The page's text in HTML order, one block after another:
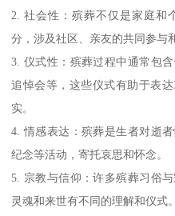
2. 社会性：殡葬不仅是家庭和
分，涉及社区、亲友的共同参与
3. 仪式性：殡葬过程中通常包
追悼会等，这些仪式有助于表
实。
4. 情感表达：殡葬是生者对逝
纪念等活动，寄托哀思和怀念。
5. 宗教与信仰：许多殡葬习俗
灵魂和来世有不同的理解和仪式。